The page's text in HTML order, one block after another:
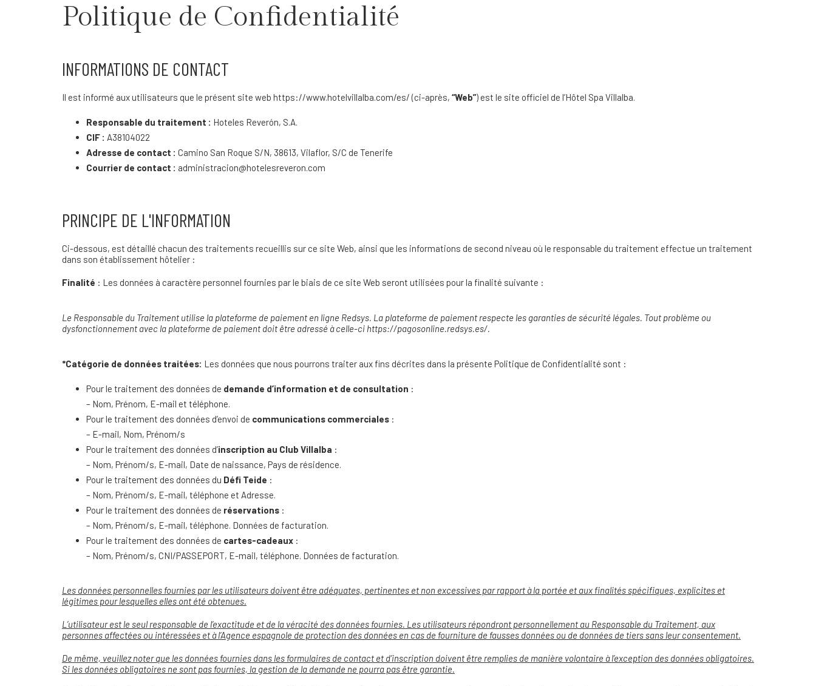
Politique de Confidentialité
INFORMATIONS DE CONTACT
Il est informé aux utilisateurs que le présent site web https://www.hotelvillalba.com/es/ (ci-après, “Web”) est le site officiel de l’Hôtel Spa Villalba.
Responsable du traitement : Hoteles Reverón, S.A.
CIF : A38104022
Adresse de contact : Camino San Roque S/N, 38613, Vilaflor, S/C de Tenerife
Courrier de contact : administracion@hotelesreveron.com
PRINCIPE DE L'INFORMATION
Ci-dessous, est détaillé chacun des traitements recueillis sur ce site Web, ainsi que les informations de second niveau où le responsable du traitement effectue un traitement
dans son établissement hôtelier :
Finalité : Les données à caractère personnel fournies par le biais de ce site Web seront utilisées pour la finalité suivante :
Le Responsable du Traitement utilise la plateforme de paiement en ligne Redsys. La plateforme de paiement respecte les garanties de sécurité légales. Tout problème ou
dysfonctionnement avec la plateforme de paiement doit être adressé à celle-ci https://pagosonline.redsys.es/.
*Catégorie de données traitées: Les données que nous pourrons traiter aux fins décrites dans la présente Politique de Confidentialité sont :
Pour le traitement des données de demande d’information et de consultation :
– Nom, Prénom, E-mail et téléphone.
Pour le traitement des données d’envoi de communications commerciales :
– E-mail, Nom, Prénom/s
Pour le traitement des données d’inscription au Club Villalba :
– Nom, Prénom/s, E-mail, Date de naissance, Pays de résidence.
Pour le traitement des données du Défi Teide :
– Nom, Prénom/s, E-mail, téléphone et Adresse.
Pour le traitement des données de réservations :
– Nom, Prénom/s, E-mail, téléphone. Données de facturation.
Pour le traitement des données de cartes-cadeaux :
– Nom, Prénom/s, CNI/PASSEPORT, E-mail, téléphone. Données de facturation.
Les données personnelles fournies par les utilisateurs doivent être adéquates, pertinentes et non excessives par rapport à la portée et aux finalités spécifiques, explicites et
légitimes pour lesquelles elles ont été obtenues.
L’utilisateur est le seul responsable de l’exactitude et de la véracité des données fournies. Les utilisateurs répondront personnellement au Responsable du Traitement, aux
personnes affectées ou intéressées et à l’Agence espagnole de protection des données en cas de fourniture de fausses données ou de données de tiers sans leur consentement.
De même, veuillez noter que les données fournies dans les formulaires de contact et d’inscription doivent être remplies de manière volontaire à l’exception des données obligatoires.
Si les données obligatoires ne sont pas fournies, la gestion de la demande ne pourra pas être garantie.